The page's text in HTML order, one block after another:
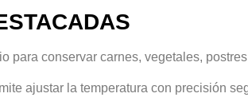
para conservar carnes, vegetales,
ajustar la temperatura con precisión